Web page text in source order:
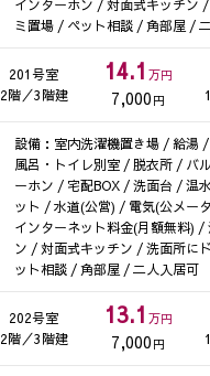
インターホン / 対面式キッチン
ミ置場 / ペット相談 / 角部屋 /
201号室
2階／3階建
14.1 万円
7,000円
設備：室内洗濯機置き場 / 給
風呂・トイレ別室 / 脱衣所 / バ
ーホン / 宅配BOX / 洗面台 / 温
ット / 水道(公営) / 電気(公メー
インターネット料金(月額無料)
ン / 対面式キッチン / 洗面所に
ット相談 / 角部屋 / 二人入居可
202号室
2階／3階建
13.1 万円
7,000円